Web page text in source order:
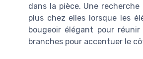
dans la pièce. Une
plus chez elles lorsque les
bougeoir élégant pour
branches pour accentuer le